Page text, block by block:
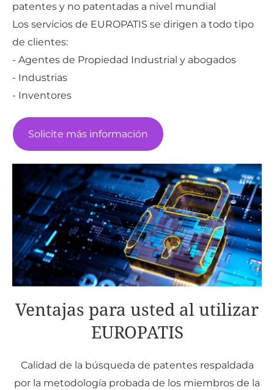
patentes y no patentadas a nivel mundial
Los servicios de EUROPATIS se dirigen a todo tipo
de clientes:
- Agentes de Propiedad Industrial y abogados
- Industrias
- Inventores
Solicite más información
Ventajas para usted al utilizar
EUROPATIS
Calidad de la búsqueda de patentes respaldada
por la metodología probada de los miembros de la